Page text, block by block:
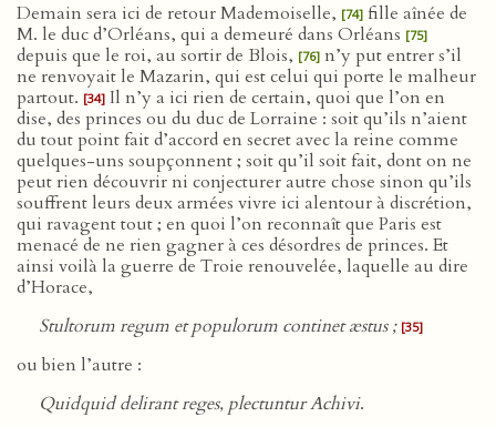
Demain sera ici de retour Mademoiselle, [74] fille aînée de
M. le duc d’Orléans, qui a demeuré dans Orléans [75]
depuis que le roi, au sortir de Blois, [76] n’y put entrer s’il
ne renvoyait le Mazarin, qui est celui qui porte le malheur
partout. [34] Il n’y a ici rien de certain, quoi que l’on en
dise, des princes ou du duc de Lorraine : soit qu’ils n’aient
du tout point fait d’accord en secret avec la reine comme
quelques-uns soupçonnent ; soit qu’il soit fait, dont on ne
peut rien découvrir ni conjecturer autre chose sinon qu’ils
souffrent leurs deux armées vivre ici alentour à discrétion,
qui ravagent tout ; en quoi l’on reconnaît que Paris est
menacé de ne rien gagner à ces désordres de princes. Et
ainsi voilà la guerre de Troie renouvelée, laquelle au dire
d’Horace,
Stultorum regum et populorum continet æstus ; [35]
ou bien l’autre :
Quidquid delirant reges, plectuntur Achivi.